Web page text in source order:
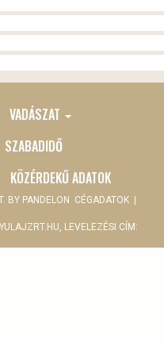
VADÁSZAT
SZABADIDŐ
KÖZÉRDEKŰ ADATOK
BY PANDELON CÉGADATOK
, LEVELEZÉSI CÍM: